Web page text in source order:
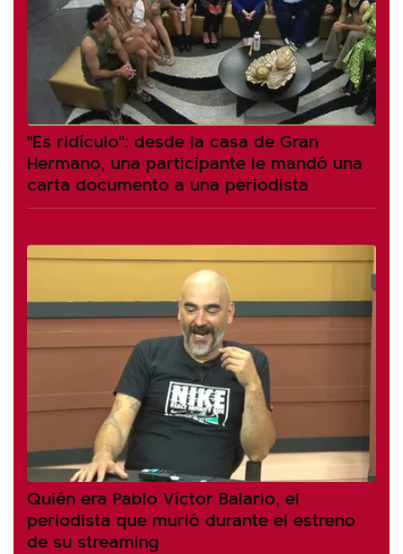
"Es ridículo": desde la casa de Gran
Hermano, una participante le mandó una
carta documento a una periodista
Quién era Pablo Víctor Balario, el
periodista que murió durante el estreno
de su streaming